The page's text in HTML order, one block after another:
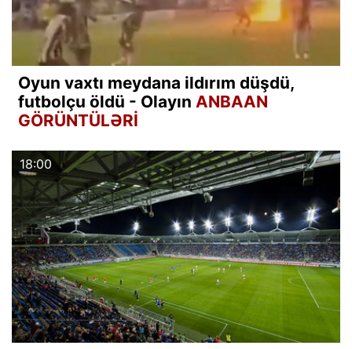
Oyun vaxtı meydana ildırım düşdü,
futbolçu öldü - Olayın ANBAAN
GÖRÜNTÜLƏRİ
18:00